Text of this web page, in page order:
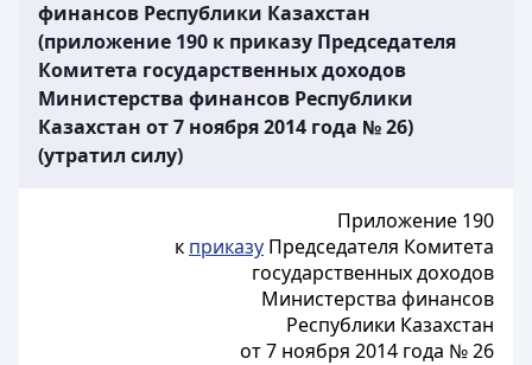
финансов Республики Казахстан
(приложение 190 к приказу Председателя
Комитета государственных доходов
Министерства финансов Республики
Казахстан от 7 ноября 2014 года № 26)
(утратил силу)
Приложение 190
к приказу Председателя Комитета
государственных доходов
Министерства финансов
Республики Казахстан
от 7 ноября 2014 года № 26